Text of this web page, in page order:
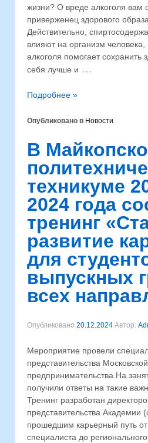
жизни? О вреде алкоголя вам
приверженец здорового
Действительно,
влияют на организм человека,
алкоголя помогает сохранить
себя лучше и …
Подробнее »
Опубликовано в Новости
В
техникуме
2024 года
тренинг
развитие
для
выпускных
всех
Опубликовано 20.12.2024 Автор:
Мероприятие провели
представительства
предпринимательства.⁣На
получили ответы на такие
Тренинг разработан
представительства Академии
прошедшим карьерный путь
специалиста до